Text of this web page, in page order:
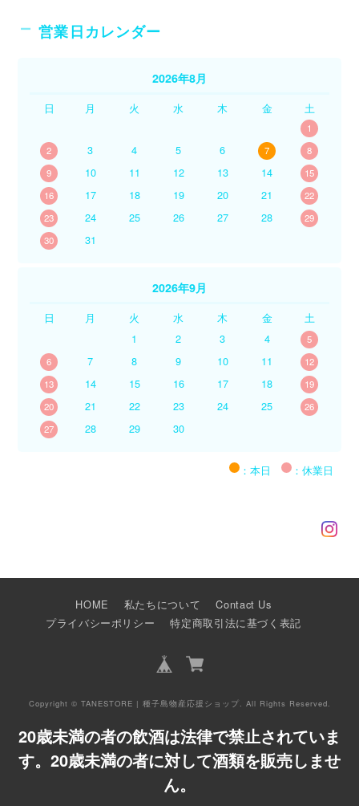
営業日カレンダー
2026年8月
日 月 火 水 木 金 土
1
2
3 4 5 6 7
8
9
10 11 12 13 14
15
16
17 18 19 20 21
22
23
24 25 26 27 28
29
30
31
2026年9月
日 月 火 水 木 金
土
1
2 3 4
5
6
7 8 9 10 11
12
13
14 15 16 17 18
19
20
21 22 23 24 25
26
27
28 29 30
：本日 ：休業日
HOME 私たちについて
Contact Us
プライバシーポリシー
特定商取引法に基づく表記
Copyright © TANESTORE | 種子島物産応援ショップ. All Rights Reserved.
20歳未満の者の飲酒は法律で禁止されていま
す。20歳未満の者に対して酒類を販売しませ
ん。